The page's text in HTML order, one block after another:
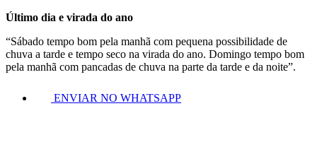
Último dia e virada do ano
“Sábado tempo bom pela manhã com pequena possibilidade de
chuva a tarde e tempo seco na virada do ano. Domingo tempo bom
pela manhã com pancadas de chuva na parte da tarde e da noite”.
ENVIAR NO WHATSAPP